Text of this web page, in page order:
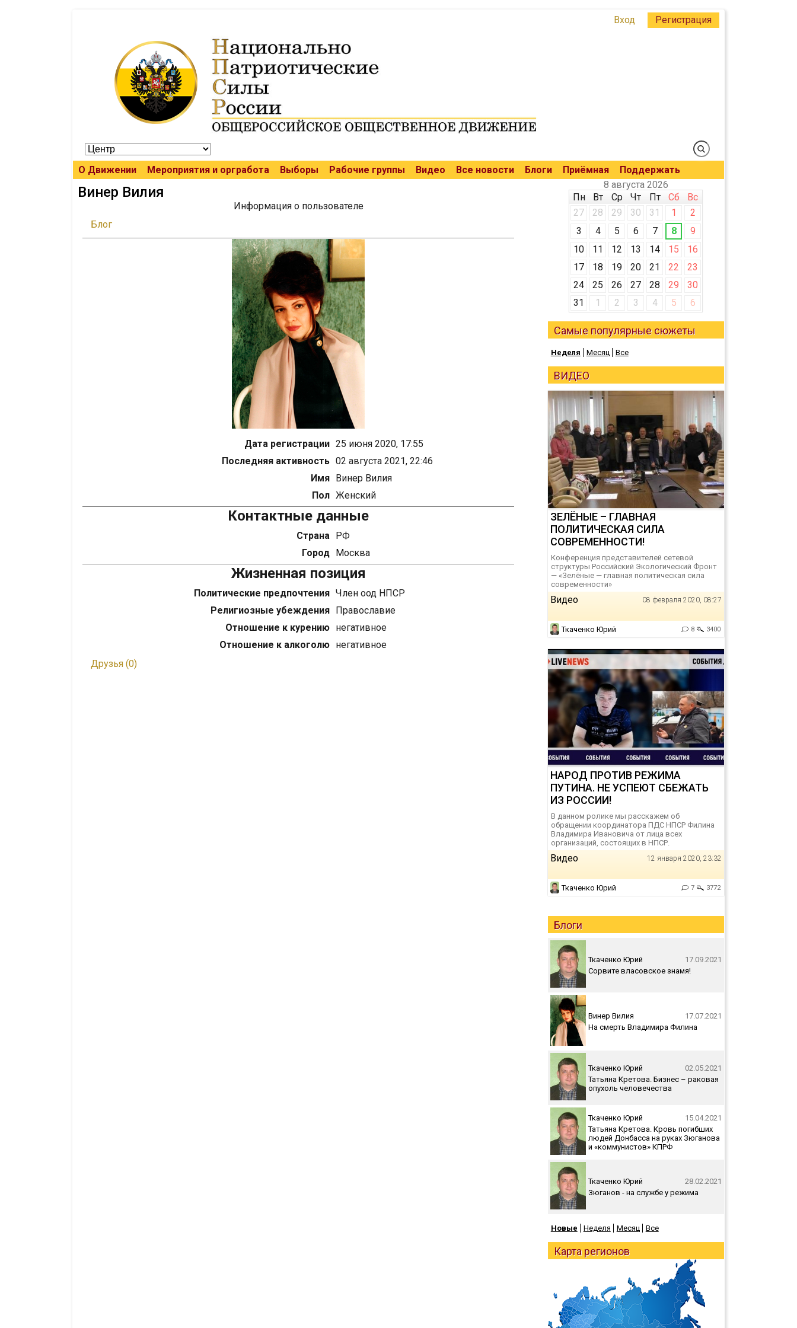
Вход Регистрация
О Движении Мероприятия и оргработа Выборы Рабочие группы Видео Все новости Блоги Приёмная Поддержать
Винер Вилия
Информация о пользователе
Блог
Дата регистрации 25 июня 2020, 17:55
Последняя активность 02 августа 2021, 22:46
Имя Винер Вилия
Пол Женский
Контактные данные
Страна РФ
Город Москва
Жизненная позиция
Политические предпочтения Член оод НПСР
Религиозные убеждения Православие
Отношение к курению негативное
Отношение к алкоголю негативное
Друзья (0)
8 августа 2026
Пн
Вт Ср Чт Пт Сб
Вс
27
28 29 30 31 1
2
3
4 5 6 7 8
9
10
11 12 13 14 15
16
17
18 19 20 21 22
23
24
25 26 27 28 29
30
31
1 2 3 4 5 6
Самые популярные сюжеты
Неделя Месяц Все
ВИДЕО
ЗЕЛЁНЫЕ – ГЛАВНАЯ
ПОЛИТИЧЕСКАЯ СИЛА
СОВРЕМЕННОСТИ!
Конференция представителей сетевой
структуры Российский Экологический Фронт
— «Зелёные — главная политическая сила
современности»
Видео 08 февраля 2020, 08:27
Ткаченко Юрий 8 3400
НАРОД ПРОТИВ РЕЖИМА
ПУТИНА. НЕ УСПЕЮТ СБЕЖАТЬ
ИЗ РОССИИ!
В данном ролике мы расскажем об
обращении координатора ПДС НПСР Филина
Владимира Ивановича от лица всех
организаций, состоящих в НПСР.
Видео 12 января 2020, 23:32
Ткаченко Юрий 7 3772
Блоги
Ткаченко Юрий
17.09.2021
Сорвите власовское знамя!
Винер Вилия
17.07.2021
На смерть Владимира Филина
Ткаченко Юрий
02.05.2021
Татьяна Кретова. Бизнес – раковая
опухоль человечества
Ткаченко Юрий
15.04.2021
Татьяна Кретова. Кровь погибших
людей Донбасса на руках Зюганова
и «коммунистов» КПРФ
Ткаченко Юрий
28.02.2021
Зюганов - на службе у режима
Новые Неделя Месяц Все
Карта регионов